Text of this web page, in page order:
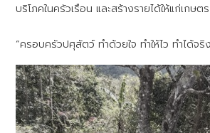
บริโภคในครัวเรือน และสร้างรายได้ให้แก่เกษต
“ครอบครัวปศุสัตว์ ทำด้วยใจ ทำให้ไว ทำได้จริ